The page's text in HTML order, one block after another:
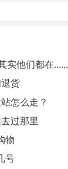
实他们都在......
货
怎么走？
过那里
物
号